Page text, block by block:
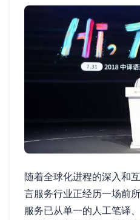
随着全球化进程的深入和
言服务行业正经历一场前
服务已从单一的人工笔译